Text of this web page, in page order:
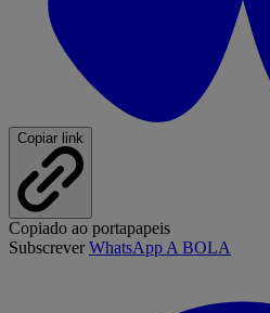
Copiar link
Copiado ao portapapeis
SubscreverWhatsApp A BOLA